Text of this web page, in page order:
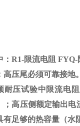
： R1-限流电阻 FYQ-
高压尾必须可靠接地。
耐压试验中限流电阻
；高压侧额定输出电
有足够的热容量（水